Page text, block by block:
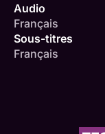
Audio
Français
Sous-titres
Français